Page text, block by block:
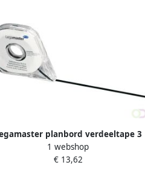
planbord verdeeltape 3
0mm x 8m zwart
1 webshop
€ 13,62